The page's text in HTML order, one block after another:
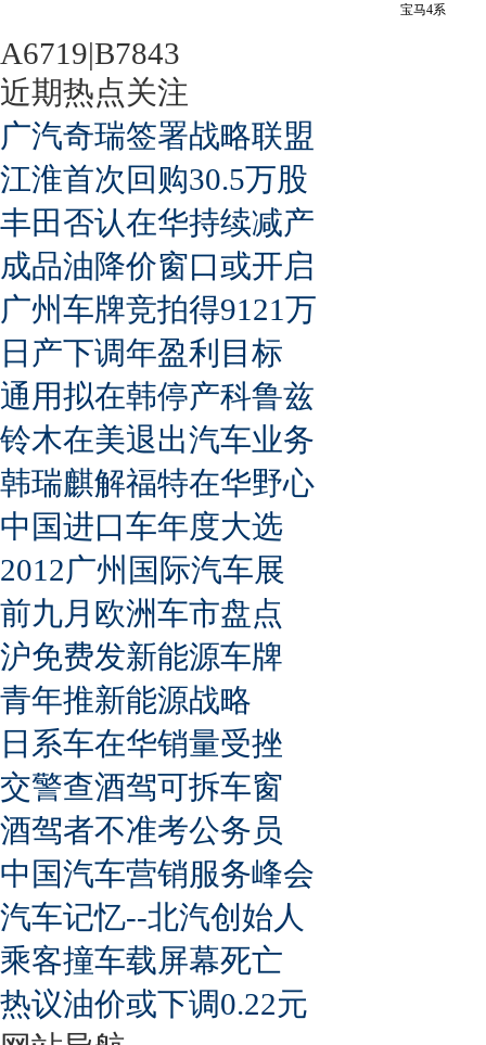
宝马4系
A6719|B7843
近期热点关注
广汽奇瑞签署战略联盟
江淮首次回购30.5万股
丰田否认在华持续减产
成品油降价窗口或开启
广州车牌竞拍得9121万
日产下调年盈利目标
通用拟在韩停产科鲁兹
铃木在美退出汽车业务
韩瑞麒解福特在华野心
中国进口车年度大选
2012广州国际汽车展
前九月欧洲车市盘点
沪免费发新能源车牌
青年推新能源战略
日系车在华销量受挫
交警查酒驾可拆车窗
酒驾者不准考公务员
中国汽车营销服务峰会
汽车记忆--北汽创始人
乘客撞车载屏幕死亡
热议油价或下调0.22元